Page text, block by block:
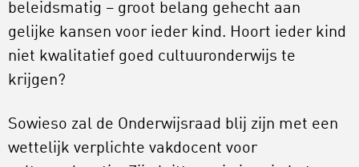
beleidsmatig – groot belang gehecht aan
gelijke kansen voor ieder kind. Hoort ieder kind
niet kwalitatief goed cultuuronderwijs te
krijgen?
Sowieso zal de Onderwijsraad blij zijn met een
wettelijk verplichte vakdocent voor